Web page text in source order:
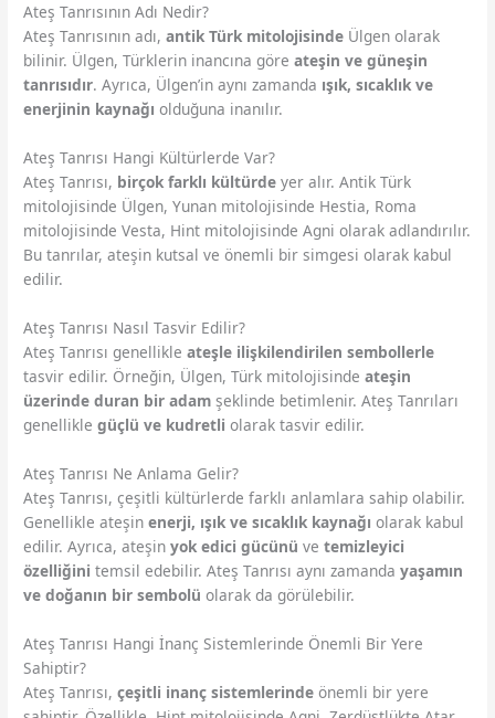
Ateş Tanrısının Adı Nedir?
Ateş Tanrısının adı,antik Türk mitolojisinde Ülgen olarak
bilinir. Ülgen, Türklerin inancına göreateşin ve güneşin
tanrısıdır. Ayrıca, Ülgen’in aynı zamanda ışık, sıcaklık ve
enerjinin kaynağı olduğuna inanılır.
Ateş Tanrısı Hangi Kültürlerde Var?
Ateş Tanrısı, birçok farklı kültürde yer alır. Antik Türk
mitolojisinde Ülgen, Yunan mitolojisinde Hestia, Roma
mitolojisinde Vesta, Hint mitolojisinde Agni olarak adlandırılır.
Bu tanrılar, ateşin kutsal ve önemli bir simgesi olarak kabul
edilir.
Ateş Tanrısı Nasıl Tasvir Edilir?
Ateş Tanrısı genellikleateşle ilişkilendirilen sembollerle
tasvir edilir. Örneğin, Ülgen, Türk mitolojisindeateşin
üzerinde duran bir adam şeklinde betimlenir. Ateş Tanrıları
genelliklegüçlü ve kudretli olarak tasvir edilir.
Ateş Tanrısı Ne Anlama Gelir?
Ateş Tanrısı, çeşitli kültürlerde farklı anlamlara sahip olabilir.
Genellikle ateşinenerji, ışık ve sıcaklık kaynağı olarak kabul
edilir. Ayrıca, ateşinyok edici gücünü vetemizleyici
özelliğini temsil edebilir. Ateş Tanrısı aynı zamandayaşamın
ve doğanın bir sembolü olarak da görülebilir.
Ateş Tanrısı Hangi İnanç Sistemlerinde Önemli Bir Yere
Sahiptir?
Ateş Tanrısı,çeşitli inanç sistemlerinde önemli bir yere